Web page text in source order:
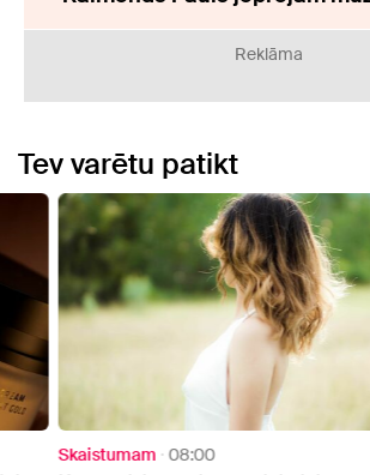
Reklāma
Tev varētu patikt
Skaistumam 08:00